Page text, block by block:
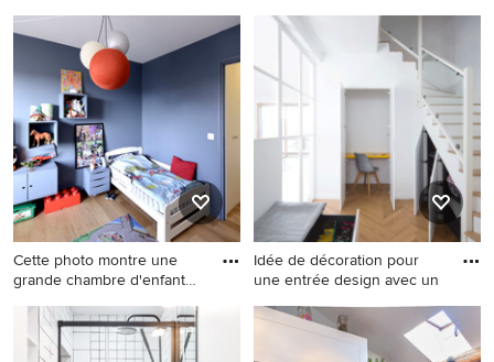
Exemple d'une petite cuisine
parallèle tendance.
Cette photo montre un
garage pour une voiture
attenant méditerranéen de
taille moyenne.
Cette photo montre une
grande chambre d'enfant
Cette photo montre une
grande chambre d'enfant de
Idée de décoration pour
une entrée design avec un
Idée de décoration pour une
entrée design avec un